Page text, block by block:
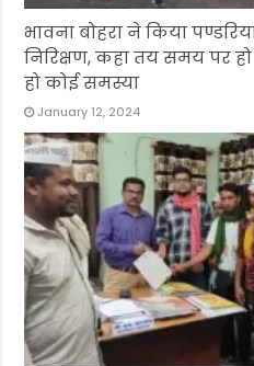
भावना बोहरा ने किया
निरिक्षण, कहा तय समय पर
हो कोई समस्या
January 12, 2024